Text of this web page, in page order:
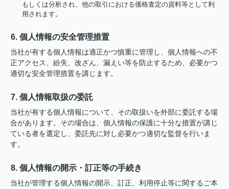
もしくは分析され、他の取引における価格査定の資料等として利
用されます。
6. 個人情報の安全管理措置
当社が有する個人情報は適正かつ慎重に管理し、個人情報への不
正アクセス、紛失、改ざん、漏えい等を防止するため、必要かつ
適切な安全管理措置を講じます。
7. 個人情報取扱の委託
当社が有する個人情報について、その取扱いを外部に委託する場
合があります。その場合は、個人情報の保護に十分な措置が講じ
ている者を選定し、委託先に対し必要かつ適切な監督を行いま
す。
8. 個人情報の開示・訂正等の手続き
当社が管理する個人情報の開示、訂正、利用停止等に関するご本